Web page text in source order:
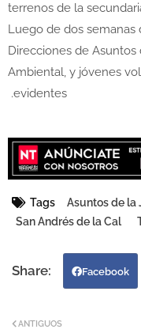
terrenos de la
Luego de dos
Direcciones de
Ambiental, y jóvenes
evidentes.
Tags Asuntos de la
San Andrés de la Cal
Facebook
ANTIGUOS